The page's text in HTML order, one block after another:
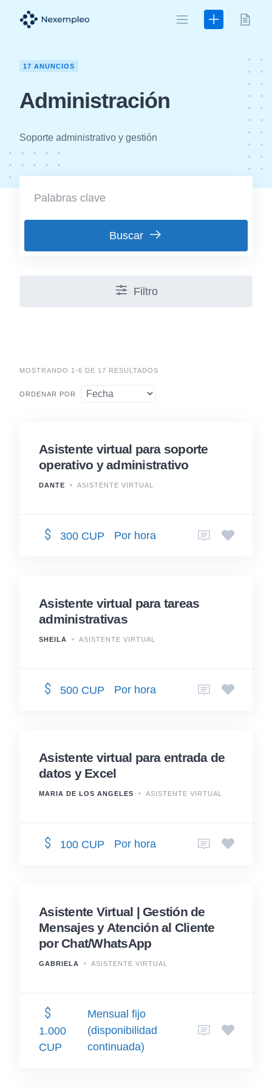
17 ANUNCIOS
Administración
Soporte administrativo y gestión
Buscar
Filtro
MOSTRANDO 1-6 DE 17 RESULTADOS
ORDENAR POR
Asistente virtual para soporte
operativo y administrativo
DANTE ASISTENTE VIRTUAL
300 CUP Por hora
Asistente virtual para tareas
administrativas
SHEILA ASISTENTE VIRTUAL
500 CUP Por hora
Asistente virtual para entrada de
datos y Excel
MARIA DE LOS ANGELES ASISTENTE VIRTUAL
100 CUP Por hora
Asistente Virtual | Gestión de
Mensajes y Atención al Cliente
por Chat/WhatsApp
GABRIELA ASISTENTE VIRTUAL
1.000
CUP
Mensual fijo
(disponibilidad
continuada)